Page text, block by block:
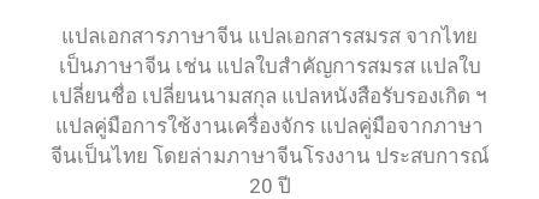
แปลเอกสารภาษาจีน แปลเอกสารสมรส จากไทย
เป็นภาษาจีน เช่น แปลใบสำคัญการสมรส แปลใบ
เปลี่ยนชื่อ เปลี่ยนนามสกุล แปลหนังสือรับรองเกิด ฯ
แปลคู่มือการใช้งานเครื่องจักร แปลคู่มือจากภาษา
จีนเป็นไทย โดยล่ามภาษาจีนโรงงาน ประสบการณ์
20 ปี